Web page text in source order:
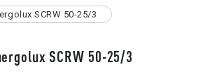
SCRW 50-25/3
SCRW 50-25/3